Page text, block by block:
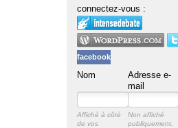
connectez-vous :
facebook
Nom
Adresse e-
mail
Affiché à côté
de vos
Non affiché
publiquement.